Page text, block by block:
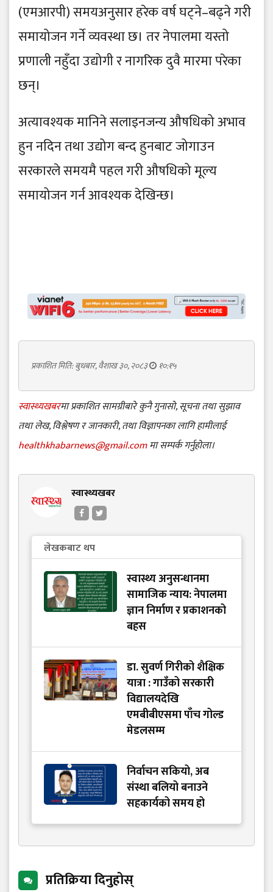
(एमआरपी) समयअनुसार हरेक वर्ष घट्ने–बढ्ने गरी
समायोजन गर्ने व्यवस्था छ। तर नेपालमा यस्तो
प्रणाली नहुँदा उद्योगी र नागरिक दुवै मारमा परेका
छन्।
अत्यावश्यक मानिने सलाइनजन्य औषधिको अभाव
हुन नदिन तथा उद्योग बन्द हुनबाट जोगाउन
सरकारले समयमै पहल गरी औषधिको मूल्य
समायोजन गर्न आवश्यक देखिन्छ।
प्रकाशित मिति: बुधबार, वैशाख ३०, २०८३ १०:१५
स्वास्थ्यखबरमा प्रकाशित सामग्रीबारे कुनै गुनासो, सूचना तथा सुझाव
तथा लेख, विश्लेषण र जानकारी, तथा विज्ञापनका लागि हामीलाई
healthkhabarnews@gmail.comमा सम्पर्क गर्नुहोला।
स्वास्थ्यखबर
लेखकबाट थप
स्वास्थ्य अनुसन्धानमा
सामाजिक न्याय: नेपालमा
ज्ञान निर्माण र प्रकाशनको
बहस
डा. सुवर्ण गिरीको शैक्षिक
यात्रा : गाउँको सरकारी
विद्यालयदेखि
एमबीबीएसमा पाँच गोल्ड
मेडलसम्म
निर्वाचन सकियो, अब
संस्था बलियो बनाउने
सहकार्यको समय हो
प्रतिक्रिया दिनुहोस्